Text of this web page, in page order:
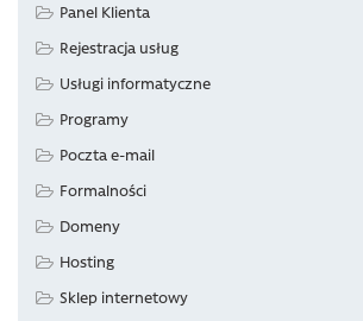
Panel Klienta
Rejestracja usług
Usługi informatyczne
Programy
Poczta e-mail
Formalności
Domeny
Hosting
Sklep internetowy